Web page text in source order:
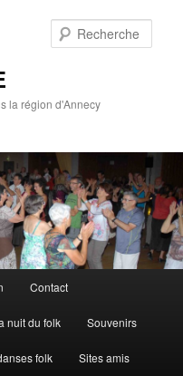
la région d'Annecy
Contact
nuit du folk Souvenirs
folk Sites amis